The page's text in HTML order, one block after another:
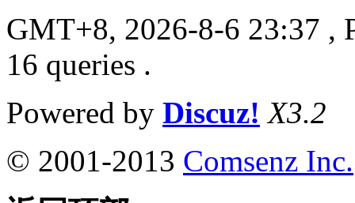
GMT+8, 2026-8-6 23:37 ,
16 queries .
Powered by Discuz! X3.2
© 2001-2013 Comsenz Inc.